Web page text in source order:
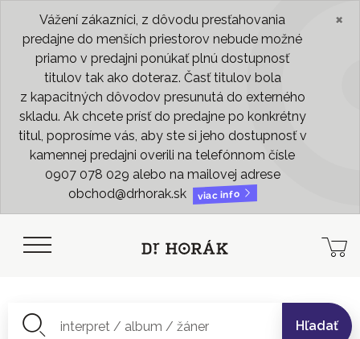
Vážení zákazníci, z dôvodu presťahovania
predajne do menších priestorov nebude možné
priamo v predajni ponúkať plnú dostupnosť
titulov tak ako doteraz. Časť titulov bola
z kapacitných dôvodov presunutá do externého
skladu. Ak chcete prísť do predajne po konkrétny
titul, poprosíme vás, aby ste si jeho dostupnosť v
kamennej predajni overili na telefónnom čísle
0907 078 029 alebo na mailovej adrese
obchod@drhorak.sk
viac info
×
Hľadať